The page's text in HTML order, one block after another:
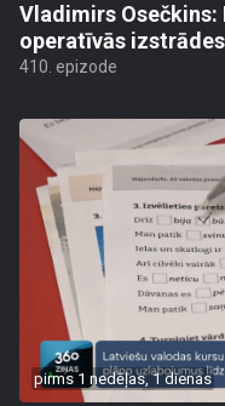
Vladimirs
operatīvās
410. epizode
pirms 1 nedēļas, 1 dienas